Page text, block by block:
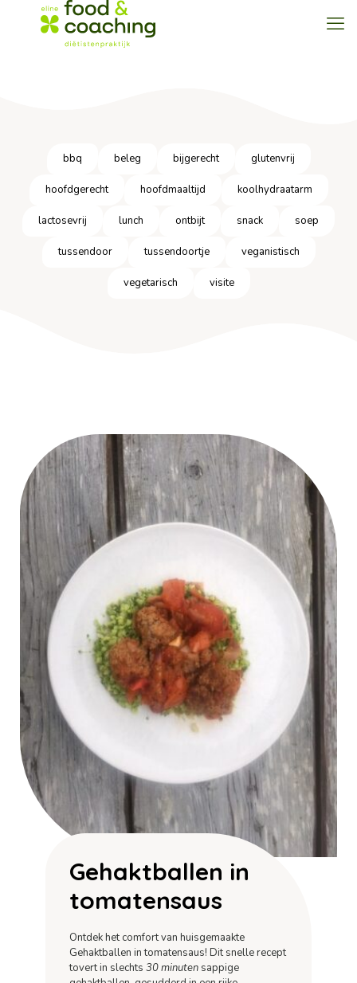
bbq beleg bijgerecht glutenvrij
hoofdgerecht hoofdmaaltijd koolhydraatarm
lactosevrij lunch ontbijt snack soep
tussendoor tussendoortje veganistisch
vegetarisch visite
Gehaktballen in
tomatensaus
Ontdek het comfort van huisgemaakte
Gehaktballen in tomatensaus! Dit snelle recept
tovert in slechts 30 minutensappige